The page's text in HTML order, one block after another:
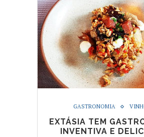
GASTRONOMIA
EXTÁSIA TEM
INVENTIVA E